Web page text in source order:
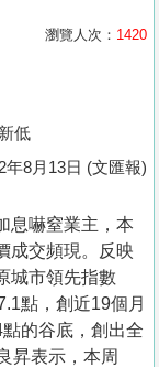
瀏覽人次： 1420
低
年8月13日 (文匯報)
息嚇窒業主，本
成交頻現。反映
城市領先指數
點，創近19個月
的谷底，創出全
昇表示，本周